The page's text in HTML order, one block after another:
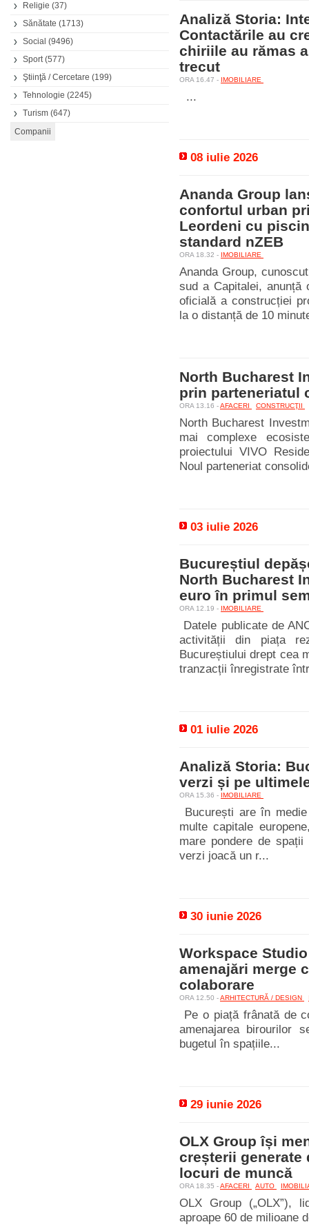
Religie (37)
Sănătate (1713)
Social (9496)
Sport(577)
Ştiinţă / Cercetare (199)
Tehnologie (2245)
Turism (647)
Analiză Storia:
Contactările au
chiriile au rămas
trecut
ORA 16.47 - IMOBILIARE
...
08 iulie 2026
Ananda Group
confortul urban
Leordeni cu
standard nZEB
ORA 18.32 - IMOBILIARE
Ananda Group,
sud a Capitalei, anunță
oficială a construcției
la o distanță de 10
North Bucharest
prin parteneriatul
ORA 13.16 -AFACERI CONSTRUCŢII
North Bucharest
mai complexe
proiectului VIVO
Noul parteneriat
03 iulie 2026
Bucureștiul
North Bucharest
euro în primul
ORA 12.19 - IMOBILIARE
Datele publicate de
activității din piața
Bucureștiului drept cea
tranzacții înregistrate
01 iulie 2026
Analiză Storia:
verzi și pe
ORA 15.36 - IMOBILIARE
București are în
multe capitale
mare pondere de
verzi joacă un r...
30 iunie 2026
Workspace
amenajări merge
colaborare
ORA 12.50 -ARHITECTURĂ / DESIGN
Pe o piață frânată de
amenajarea birourilor
bugetul în spațiile...
29 iunie 2026
OLX Group își
creșterii generate
locuri de muncă
ORA 18.35 -AFACERI AUTO
OLX Group („OLX”),
aproape 60 de milioane